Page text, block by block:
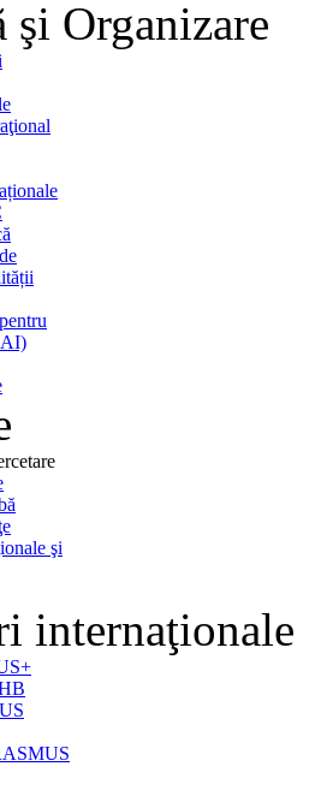
şi Organizare
şi
internaţionale